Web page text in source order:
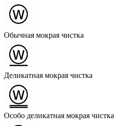
Обычная мокрая чистка
Деликатная мокрая чистка
Особо деликатная мокрая чистка